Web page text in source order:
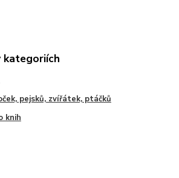
kategoriích
pejsků, zvířátek, ptáčků
knih